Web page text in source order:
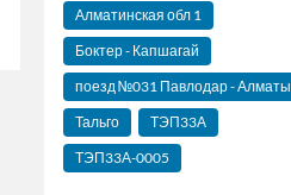
Алматинская‬ обл 1
Боктер - Капшагай
поезд №031 Павлодар - Алматы
Тальго
ТЭП33А
ТЭП33А-0005